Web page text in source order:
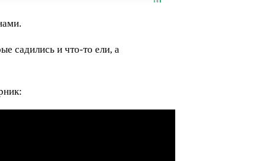
садились и что-то ели, а